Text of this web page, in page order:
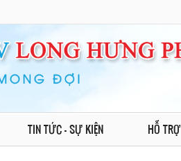
TIN TỨC - SỰ KIỆN HỖ TRỢ